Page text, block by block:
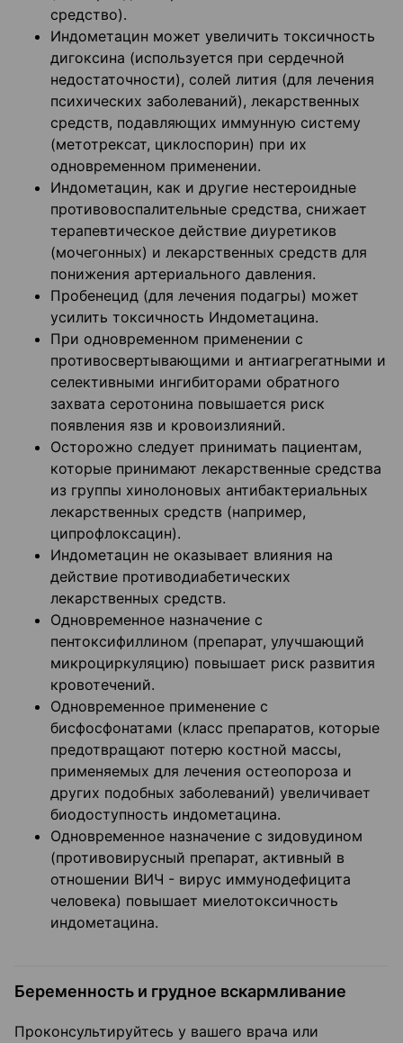
средство).
Индометацин может увеличить токсичность
дигоксина (используется при сердечной
недостаточности), солей лития (для лечения
психических заболеваний), лекарственных
средств, подавляющих иммунную систему
(метотрексат, циклоспорин) при их
одновременном применении.
Индометацин, как и другие нестероидные
противовоспалительные средства, снижает
терапевтическое действие диуретиков
(мочегонных) и лекарственных средств для
понижения артериального давления.
Пробенецид (для лечения подагры) может
усилить токсичность Индометацина.
При одновременном применении с
противосвертывающими и антиагрегатными и
селективными ингибиторами обратного
захвата серотонина повышается риск
появления язв и кровоизлияний.
Осторожно следует принимать пациентам,
которые принимают лекарственные средства
из группы хинолоновых антибактериальных
лекарственных средств (например,
ципрофлоксацин).
Индометацин не оказывает влияния на
действие противодиабетических
лекарственных средств.
Одновременное назначение с
пентоксифиллином (препарат, улучшающий
микроциркуляцию) повышает риск развития
кровотечений.
Одновременное применение с
бисфосфонатами (класс препаратов, которые
предотвращают потерю костной массы,
применяемых для лечения остеопороза и
других подобных заболеваний) увеличивает
биодоступность индометацина.
Одновременное назначение с зидовудином
(противовирусный препарат, активный в
отношении ВИЧ - вирус иммунодефицита
человека) повышает миелотоксичность
индометацина.
Беременность и грудное вскармливание
Проконсультируйтесь у вашего врача или